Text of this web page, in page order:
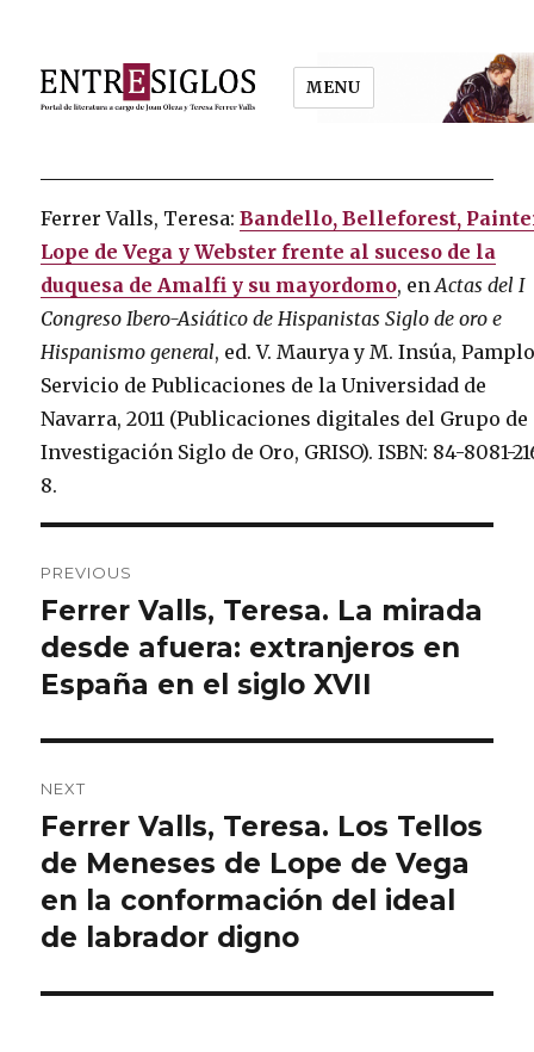
MENU
Ferrer Valls, Teresa:Bandello, Belleforest,
Lope de Vega y Webster frente al suceso de la
duquesa de Amalfi y su mayordomo, en Actas del I
Congreso Ibero-Asiático de Hispanistas Siglo de oro e
Hispanismo general, ed. V. Maurya y M. Insúa,
Servicio de Publicaciones de la Universidad de
Navarra, 2011 (Publicaciones digitales del Grupo de
Investigación Siglo de Oro, GRISO). ISBN: 84-8081-
8.
navigation
PREVIOUS
Previous
post:
Ferrer Valls, Teresa. La mirada
desde afuera: extranjeros en
España en el siglo XVII
NEXT
Next
post:
Ferrer Valls, Teresa. Los Tellos
de Meneses de Lope de Vega
en la conformación del ideal
de labrador digno